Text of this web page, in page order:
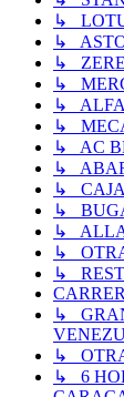
↳
↳
↳
↳
↳ ALFA
↳
↳ AC
↳
↳ CAJA
↳
↳
↳
↳
↳
↳
↳ 6